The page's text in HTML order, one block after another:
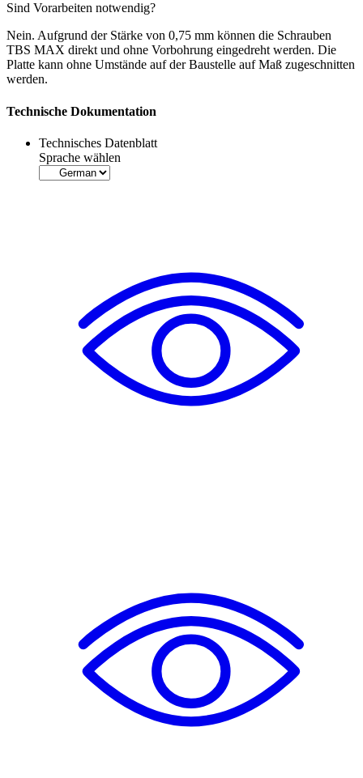
Sind Vorarbeiten notwendig?
Nein. Aufgrund der Stärke von 0,75 mm können die Schrauben
TBS MAX direkt und ohne Vorbohrung eingedreht werden. Die
Platte kann ohne Umstände auf der Baustelle auf Maß zugeschnitten
werden.
Technische Dokumentation
Technisches Datenblatt
Sprache wählen